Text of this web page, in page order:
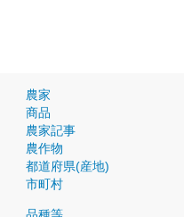
農家
商品
農家記事
農作物
都道府県(産地)
市町村